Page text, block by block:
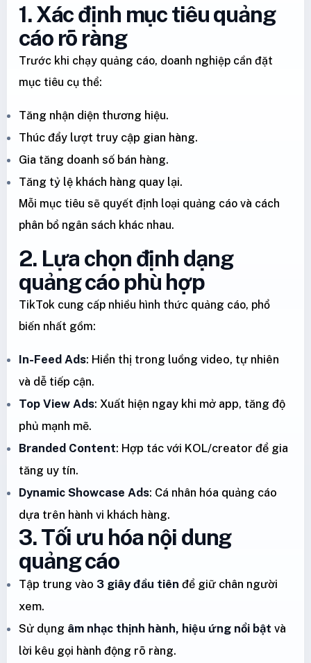
1. Xác định mục tiêu quảng
cáo rõ ràng
Trước khi chạy quảng cáo, doanh nghiệp cần đặt
mục tiêu cụ thể:
Tăng nhận diện thương hiệu.
Thúc đẩy lượt truy cập gian hàng.
Gia tăng doanh số bán hàng.
Tăng tỷ lệ khách hàng quay lại.
Mỗi mục tiêu sẽ quyết định loại quảng cáo và cách
phân bổ ngân sách khác nhau.
2. Lựa chọn định dạng
quảng cáo phù hợp
TikTok cung cấp nhiều hình thức quảng cáo, phổ
biến nhất gồm:
In-Feed Ads: Hiển thị trong luồng video, tự nhiên
và dễ tiếp cận.
Top View Ads: Xuất hiện ngay khi mở app, tăng độ
phủ mạnh mẽ.
Branded Content: Hợp tác với KOL/creator để gia
tăng uy tín.
Dynamic Showcase Ads: Cá nhân hóa quảng cáo
dựa trên hành vi khách hàng.
3. Tối ưu hóa nội dung
quảng cáo
Tập trung vào 3 giây đầu tiên để giữ chân người
xem.
Sử dụng âm nhạc thịnh hành, hiệu ứng nổi bật và
lời kêu gọi hành động rõ ràng.